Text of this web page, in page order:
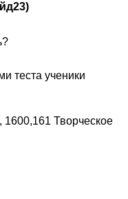
теста ученики
Творческое